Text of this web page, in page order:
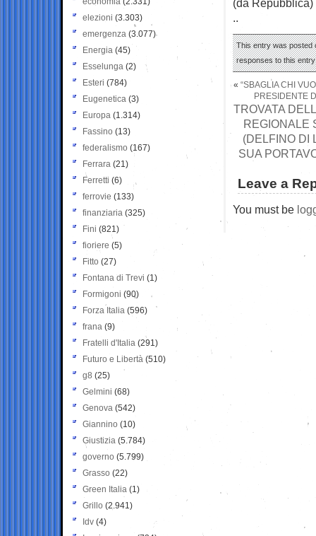
(da Repubblica)
..
This entry was posted
responses to this
« “SBAGLIA CHI
PRESIDENTE
TROVATA
REGIONALE
(DELFINO DI
SUA
Leave a
You must be
elezioni (3.303)
emergenza (3.077)
Energia (45)
Esselunga (2)
Esteri (784)
Eugenetica (3)
Europa (1.314)
Fassino (13)
federalismo (167)
Ferrara (21)
Ferretti (6)
ferrovie (133)
finanziaria (325)
Fini (821)
fioriere (5)
Fitto (27)
Fontana di Trevi (1)
Formigoni (90)
Forza Italia (596)
frana (9)
Fratelli d'Italia (291)
Futuro e Libertà (510)
g8 (25)
Gelmini (68)
Genova (542)
Giannino (10)
Giustizia (5.784)
governo (5.799)
Grasso (22)
Green Italia (1)
Grillo (2.941)
Idv (4)